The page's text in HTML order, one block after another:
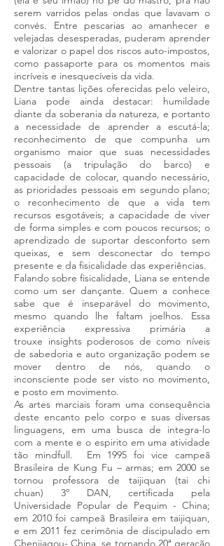
serem varridos pelas ondas que lavavam o
convés. Entre pescarias ao amanhecer e
velejadas desesperadas, puderam aprender
e valorizar o papel dos riscos auto-impostos,
como passaporte para os momentos mais
incríveis e inesquecíveis da vida.
Dentre tantas lições oferecidas pelo veleiro,
Liana pode ainda destacar: humildade
diante da soberania da natureza, e portanto
a necessidade de aprender a escutá-la;
reconhecimento de que compunha um
organismo maior que suas necessidades
pessoais (a tripulação do barco) e
capacidade de colocar, quando necessário,
as prioridades pessoais em segundo plano;
o reconhecimento de que a vida tem
recursos esgotáveis; a capacidade de viver
de forma simples e com poucos recursos; o
aprendizado de suportar desconforto sem
queixas, e sem desconectar do tempo
presente e da fisicalidade das experiências.
Falando sobre fisicalidade, Liana se entende
como um ser dançante. Quem a conhece
sabe que é inseparável do movimento,
mesmo quando lhe faltam joelhos. Essa
experiência expressiva primária a
trouxe insights poderosos de como níveis
de sabedoria e auto organização podem se
mover dentro de nós, quando o
inconsciente pode ser visto no movimento,
e posto em movimento.
As artes marciais foram uma consequência
deste encanto pelo corpo e suas diversas
linguagens, em uma busca de integra-lo
com a mente e o espirito em uma atividade
tão mindfull. Em 1995 foi vice campeã
Brasileira de Kung Fu – armas; em 2000 se
tornou professora de taijiquan (tai chi
chuan) 3º DAN, certificada pela
Universidade Popular de Pequim - China;
em 2010 foi campeã Brasileira em taijiquan,
e em 2011 fez cerimônia de discipulado em
Chenjiagou- China, se tornando 20ª geração